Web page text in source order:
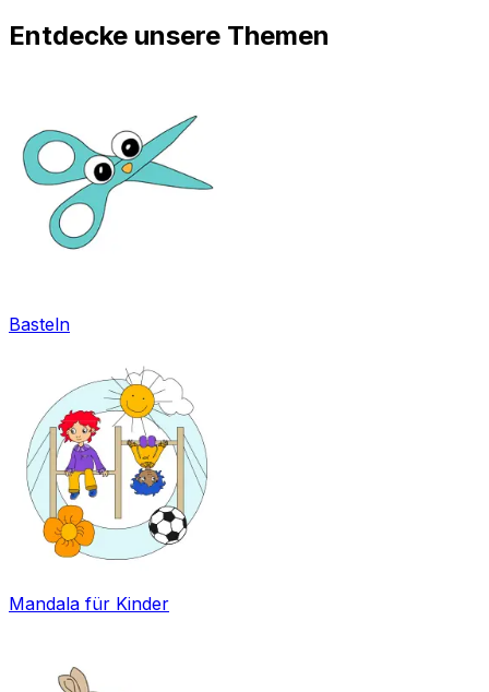
Entdecke unsere Themen
Basteln
Mandala für Kinder